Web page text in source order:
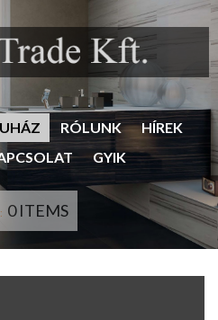
RÓLUNK
HÍREK
GYIK
0 ITEMS